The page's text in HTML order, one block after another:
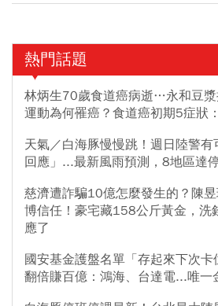
熱門話題
林炳生70歲食道癌病逝…永和豆
運動為何罹癌？食道癌初期5症狀
天氣／白海豚慢慢跳！週日陸警
回應」...最新風雨預測，8地區達
慈濟遭詐騙10億怎麼發生的？陳
博信任！豪宅藏158公斤黃金，
應了
國安基金護盤名單「存起來下次
翻倍賺百億：鴻海、台達電...唯一